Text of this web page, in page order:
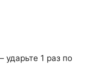
1 раз по